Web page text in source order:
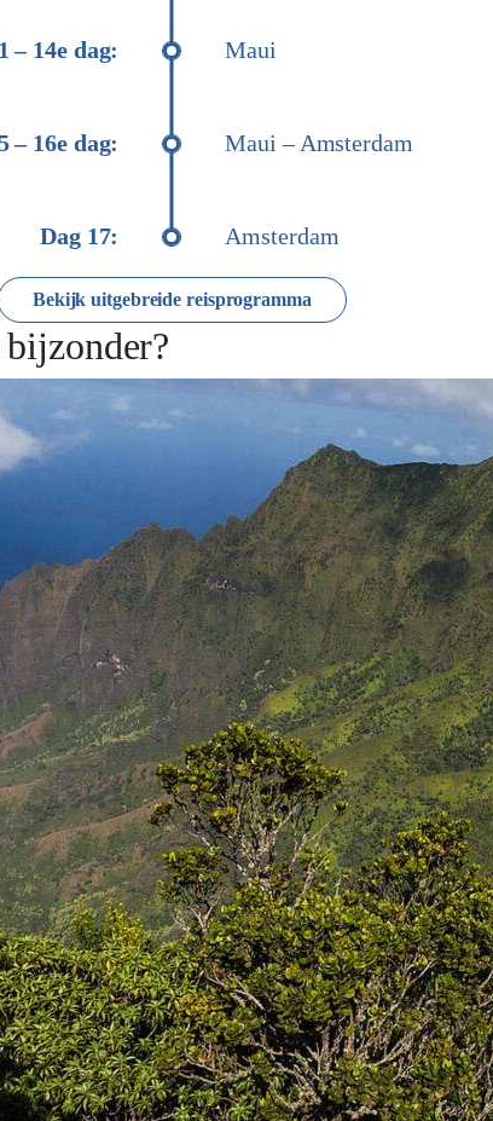
– 14e dag: Maui
– 16e dag: Maui – Amsterdam
Dag 17: Amsterdam
Bekijk uitgebreide reisprogramma